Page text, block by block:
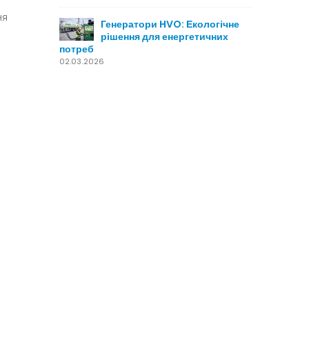
Генератори HVO: Екологічне
рішення для енергетичних
потреб
02.03.2026